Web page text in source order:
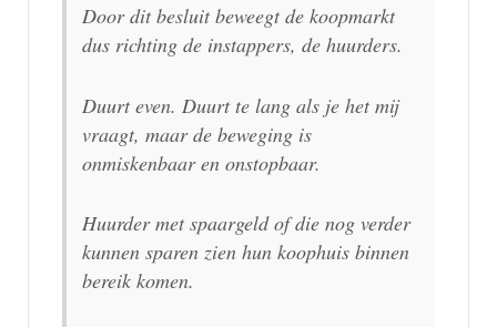
Door dit besluit beweegt de koopmarkt
dus richting de instappers, de huurders.
Duurt even. Duurt te lang als je het mij
vraagt, maar de beweging is
onmiskenbaar en onstopbaar.
Huurder met spaargeld of die nog verder
kunnen sparen zien hun koophuis binnen
bereik komen.